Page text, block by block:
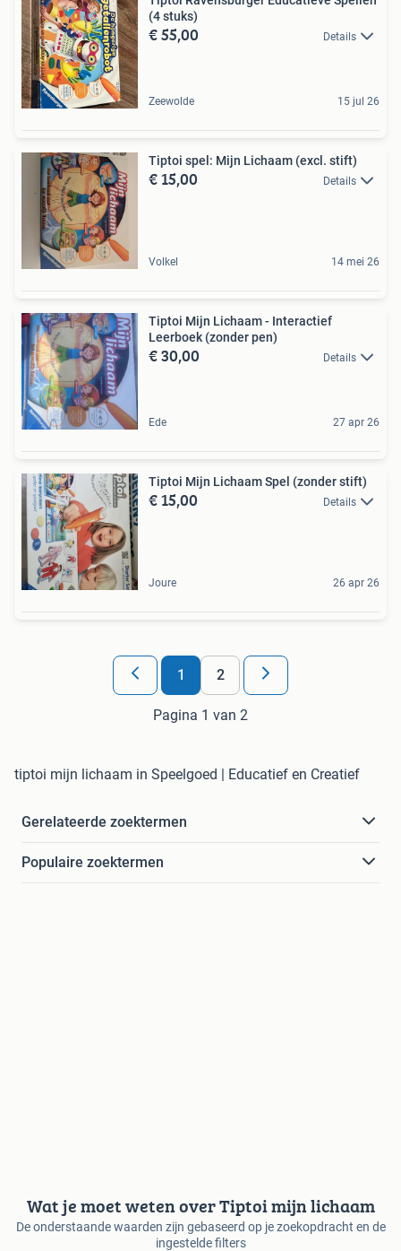
(4 stuks)
€ 55,00 Details
Zeewolde 15 jul 26
Tiptoi spel: Mijn Lichaam (excl. stift)
€ 15,00 Details
Volkel 14 mei 26
Tiptoi Mijn Lichaam - Interactief
Leerboek (zonder pen)
€ 30,00 Details
Ede 27 apr 26
Tiptoi Mijn Lichaam Spel (zonder stift)
€ 15,00 Details
Joure 26 apr 26
1 2
Pagina 1 van 2
tiptoi mijn lichaam in Speelgoed | Educatief en Creatief
Gerelateerde zoektermen
Populaire zoektermen
Wat je moet weten over Tiptoi mijn lichaam
De onderstaande waarden zijn gebaseerd op je zoekopdracht en de
ingestelde filters